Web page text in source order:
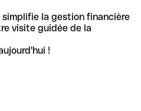
la gestion financière
visite guidée de la
!